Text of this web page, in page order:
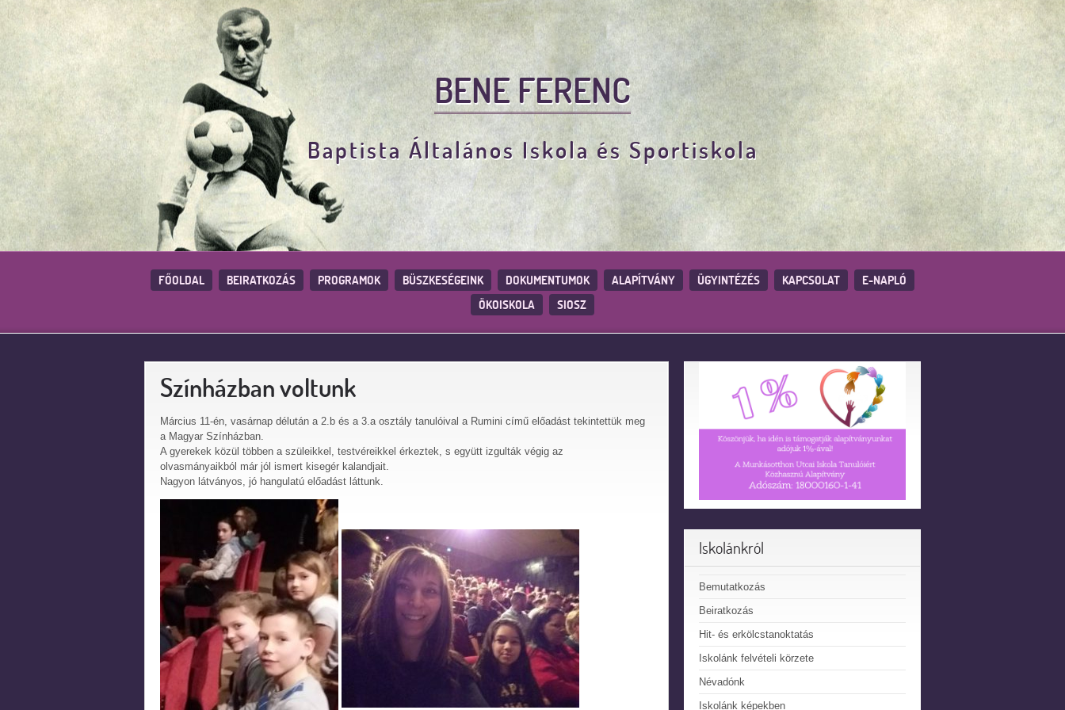
BENE FERENC
Baptista Általános Iskola és Sportiskola
FŐOLDAL BEIRATKOZÁS PROGRAMOK BÜSZKESÉGEINK DOKUMENTUMOK ALAPÍTVÁNY ÜGYINTÉZÉS KAPCSOLAT
E-NAPLÓ
ÖKOISKOLA
SIOSZ
Színházban voltunk
Március 11-én, vasárnap délután a 2.b és a 3.a osztály tanulóival a Rumini című előadást tekintettük meg
a Magyar Színházban.
A gyerekek közül többen a szüleikkel, testvéreikkel érkeztek, s együtt izgulták végig az
olvasmányaikból már jól ismert kisegér kalandjait.
Nagyon látványos, jó hangulatú előadást láttunk.
Iskolánkról
Bemutatkozás
Beiratkozás
Hit- és erkölcstanoktatás
Iskolánk felvételi körzete
Névadónk
Iskolánk képekben